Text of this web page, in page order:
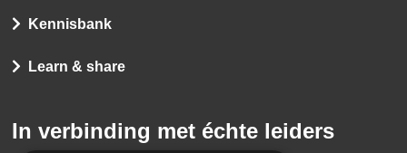
Kennisbank
Learn & share
In verbinding met échte leiders